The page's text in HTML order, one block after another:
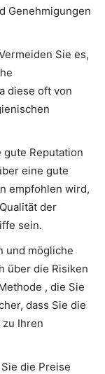
Genehmigungen
Sie es,
diese oft von
gute Reputation
eine gute
empfohlen wird,
der
sein.
und mögliche
über die Risiken
, die Sie
dass Sie die
Ihren
die Preise